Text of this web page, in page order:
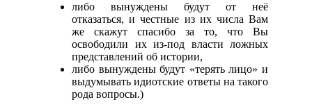
либо вынуждены будут от неё
отказаться, и честные из их числа Вам
же скажут спасибо за то, что Вы
освободили их из-под власти ложных
представлений об истории,
либо вынуждены будут «терять лицо» и
выдумывать идиотские ответы на такого
рода вопросы.)